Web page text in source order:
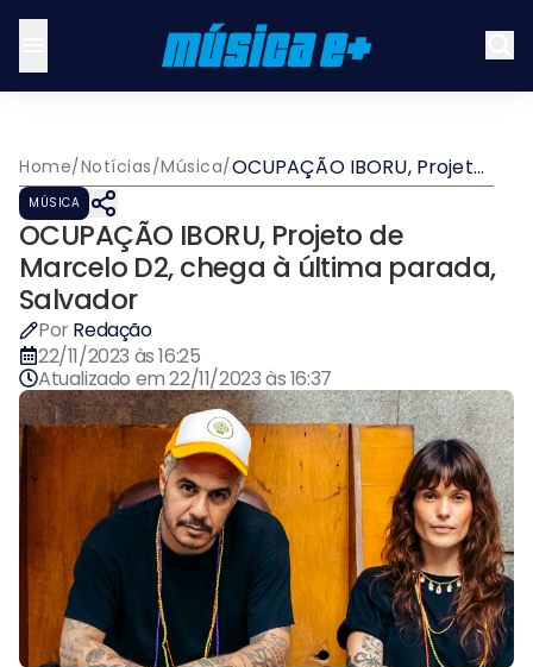
Home/Notícias/Música/OCUPAÇÃO IBORU, Projeto
de Marcelo D2, chega à
MÚSICA
OCUPAÇÃO IBORU, Projeto de
Marcelo D2, chega à última parada,
Salvador
Por Redação
22/11/2023 às 16:25
Atualizado em22/11/2023 às 16:37